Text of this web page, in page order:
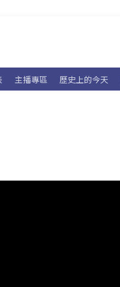
主播專區 歷史上的今天